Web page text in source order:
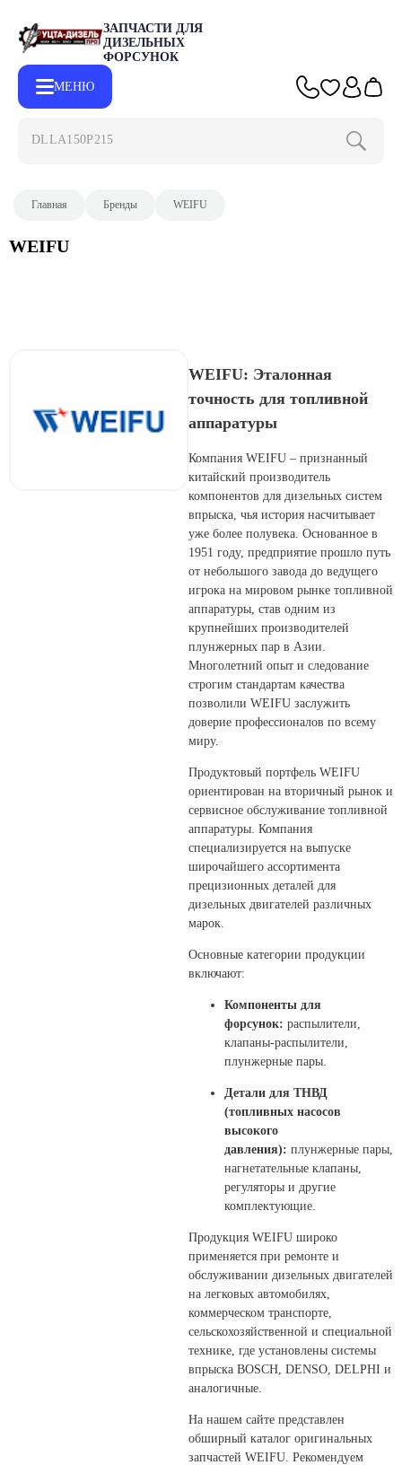
ЗАПЧАСТИ ДЛЯ
ДИЗЕЛЬНЫХ
ФОРСУНОК
МЕНЮ
DLLA150P2153
Главная Бренды WEIFU
WEIFU
WEIFU: Эталонная
точность для топливной
аппаратуры
Компания WEIFU – признанный
китайский производитель
компонентов для дизельных систем
впрыска, чья история насчитывает
уже более полувека. Основанное в
1951 году, предприятие прошло путь
от небольшого завода до ведущего
игрока на мировом рынке топливной
аппаратуры, став одним из
крупнейших производителей
плунжерных пар в Азии.
Многолетний опыт и следование
строгим стандартам качества
позволили WEIFU заслужить
доверие профессионалов по всему
миру.
Продуктовый портфель WEIFU
ориентирован на вторичный рынок и
сервисное обслуживание топливной
аппаратуры. Компания
специализируется на выпуске
широчайшего ассортимента
прецизионных деталей для
дизельных двигателей различных
марок.
Основные категории продукции
включают:
Компоненты для
форсунок: распылители,
клапаны-распылители,
плунжерные пары.
Детали для ТНВД
(топливных насосов
высокого
давления): плунжерные пары,
нагнетательные клапаны,
регуляторы и другие
комплектующие.
Продукция WEIFU широко
применяется при ремонте и
обслуживании дизельных двигателей
на легковых автомобилях,
коммерческом транспорте,
сельскохозяйственной и специальной
технике, где установлены системы
впрыска BOSCH, DENSO, DELPHI и
аналогичные.
На нашем сайте представлен
обширный каталог оригинальных
запчастей WEIFU. Рекомендуем